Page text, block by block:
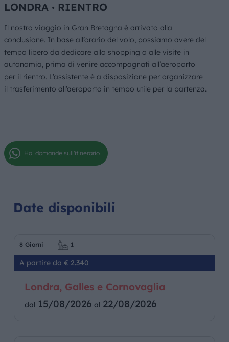
LONDRA ∙ RIENTRO
Il nostro viaggio in Gran Bretagna è arrivato alla
conclusione. In base all’orario del volo, possiamo avere del
tempo libero da dedicare allo shopping o alle visite in
autonomia, prima di venire accompagnati all’aeroporto
per il rientro. L’assistente è a disposizione per organizzare
il trasferimento all’aeroporto in tempo utile per la partenza.
Hai domande sull'itinerario
Date disponibili
8 Giorni 1
A partire da € 2.340
Londra, Galles e Cornovaglia
dal 15/08/2026 al 22/08/2026